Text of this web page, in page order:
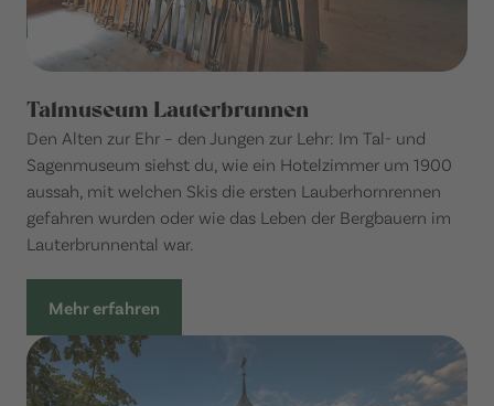
Talmuseum Lauterbrunnen
Den Alten zur Ehr – den Jungen zur Lehr: Im Tal- und
Sagenmuseum siehst du, wie ein Hotelzimmer um 1900
aussah, mit welchen Skis die ersten Lauberhornrennen
gefahren wurden oder wie das Leben der Bergbauern im
Lauterbrunnental war.
Mehr erfahren